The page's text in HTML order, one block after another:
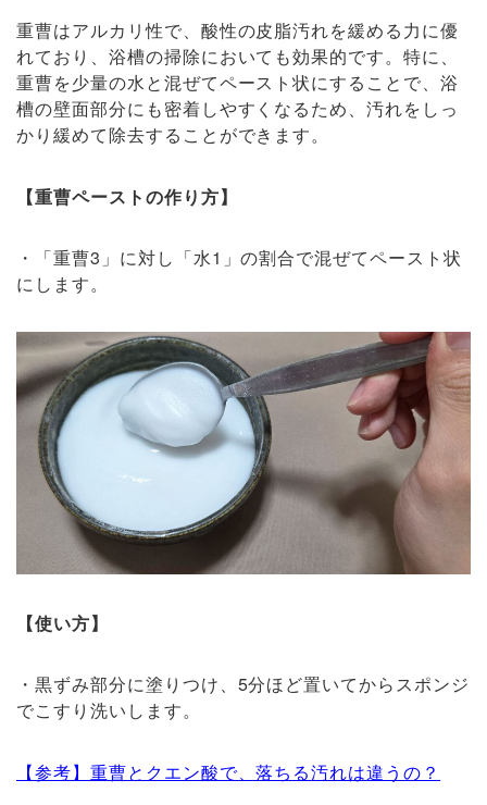
重曹はアルカリ性で、酸性の皮脂汚れを緩める力に優
れており、浴槽の掃除においても効果的です。特に、
重曹を少量の水と混ぜてペースト状にすることで、浴
槽の壁面部分にも密着しやすくなるため、汚れをしっ
かり緩めて除去することができます。
【重曹ペーストの作り方】
・「重曹3」に対し「水1」の割合で混ぜてペースト状
にします。
【使い方】
・黒ずみ部分に塗りつけ、5分ほど置いてからスポンジ
でこすり洗いします。
【参考】重曹とクエン酸で、落ちる汚れは違うの？